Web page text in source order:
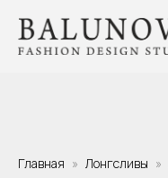
Главная Лонгсливы